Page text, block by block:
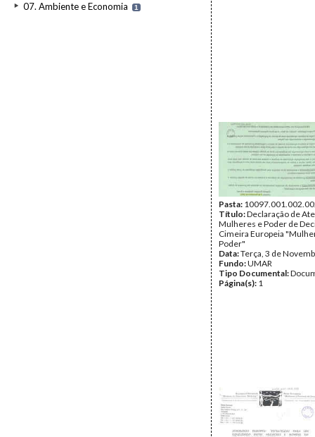
07. Ambiente e Economia 1
Pasta:
Título:Declaração de
Mulheres e Poder de
Cimeira Europeia
Poder"
Data:Terça, 3 de
Fundo:UMAR
Tipo Documental:
Página(s): 1